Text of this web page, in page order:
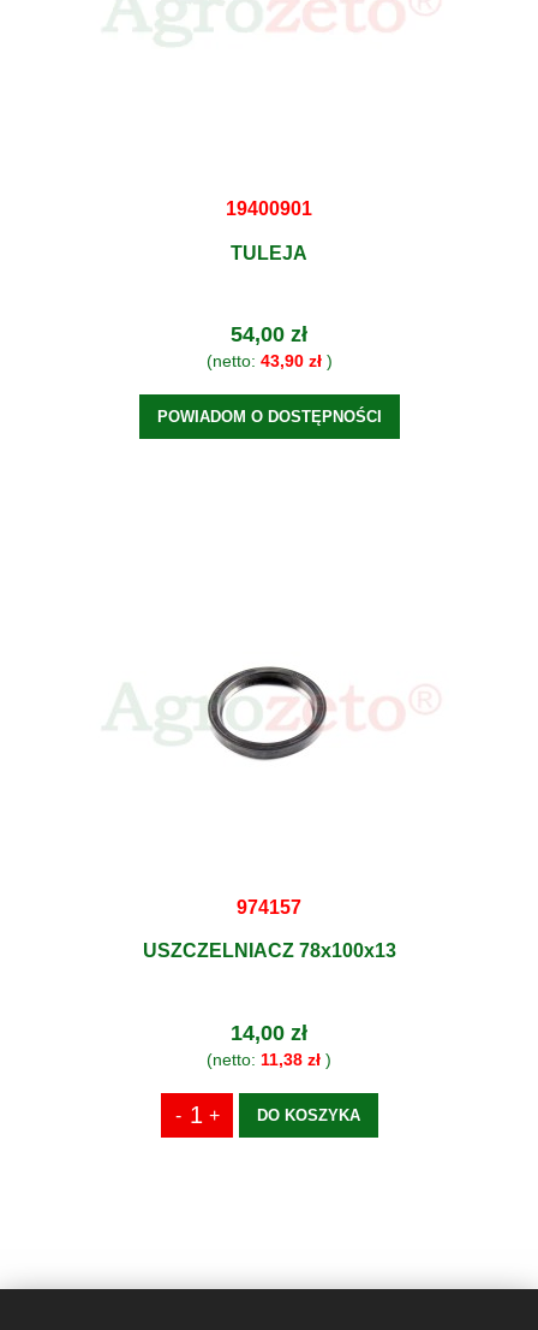
19400901
TULEJA
54,00 zł
(netto: 43,90 zł)
POWIADOM O DOSTĘPNOŚCI
974157
USZCZELNIACZ 78x100x13
14,00 zł
(netto: 11,38 zł )
DO KOSZYKA